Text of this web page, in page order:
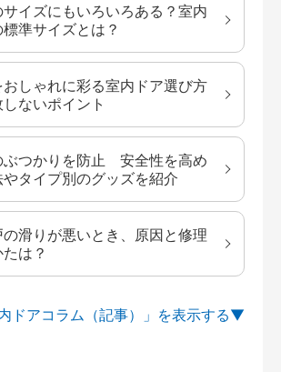
サイズにもいろいろある？室内
標準サイズとは？
しゃれに彩る室内ドア選び方
しないポイント
ぶつかりを防止 安全性を高め
やタイプ別のグッズを紹介
の滑りが悪いとき、原因と修理
は？
ドアコラム（記事）」を